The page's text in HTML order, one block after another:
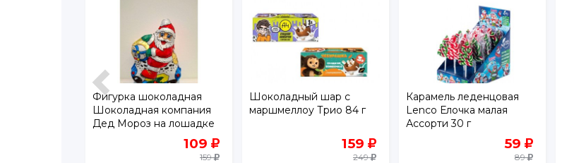
Фигурка шоколадная
Шоколадная компания
Дед Мороз на лошадке
109
159
Шоколадный шар с
маршмеллоу Трио 84 г
159
249
Карамель леденцовая
Lenco Елочка малая
Ассорти 30 г
59
89